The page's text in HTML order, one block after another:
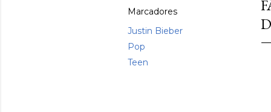
Marcadores
Justin Bieber
Pop
Teen